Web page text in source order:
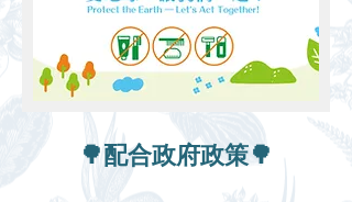
🌳配合政府政策🌳